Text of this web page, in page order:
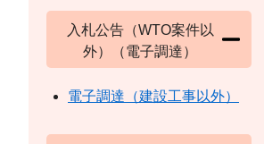
入札公告（WTO案件以
外）（電子調達）
電子調達（建設工事以外）